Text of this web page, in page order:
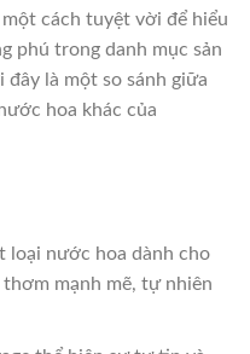
cách tuyệt vời để hiểu
phú trong danh mục sản
là một so sánh giữa
hoa khác của
loại nước hoa dành cho
mạnh mẽ, tự nhiên